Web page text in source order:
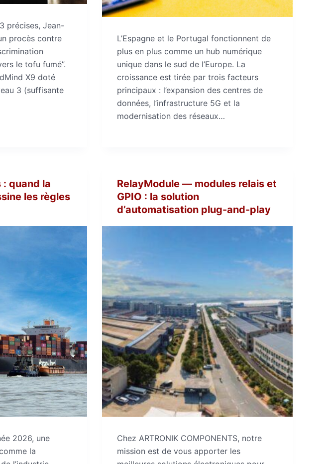
précises, Jean-
procès contre
le tofu fumé”.
X9 doté
3 (suffisante
L’Espagne et le Portugal fonctionnent de
plus en plus comme un hub numérique
unique dans le sud de l’Europe. La
croissance est tirée par trois facteurs
principaux : l’expansion des centres de
données, l’infrastructure 5G et la
modernisation des réseaux…
quand la
les règles
2026, une
la
RelayModule — modules relais et
GPIO : la solution
d’automatisation plug-and-play
Chez ARTRONIK COMPONENTS, notre
mission est de vous apporter les